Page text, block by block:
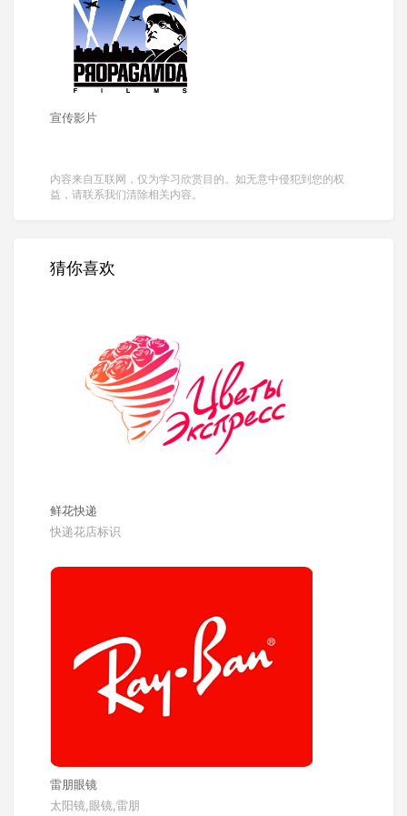
宣传影片
内容来自互联网，仅为学习欣赏目的。如无意中侵犯到您的权
益，请联系我们清除相关内容。
猜你喜欢
鲜花快递
快递花店标识
雷朋眼镜
太阳镜,眼镜,雷朋